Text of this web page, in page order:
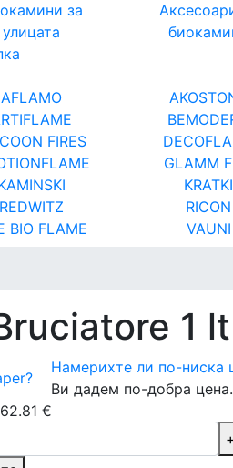
за
улицата
AFLAMO
FIRES
GLAMM
KRATKI
REDWITZ RICON
BIO FLAME VAUNI
1 lt
Намерихте ли по-ниска
Ви дадем по-добра цена.
€
+